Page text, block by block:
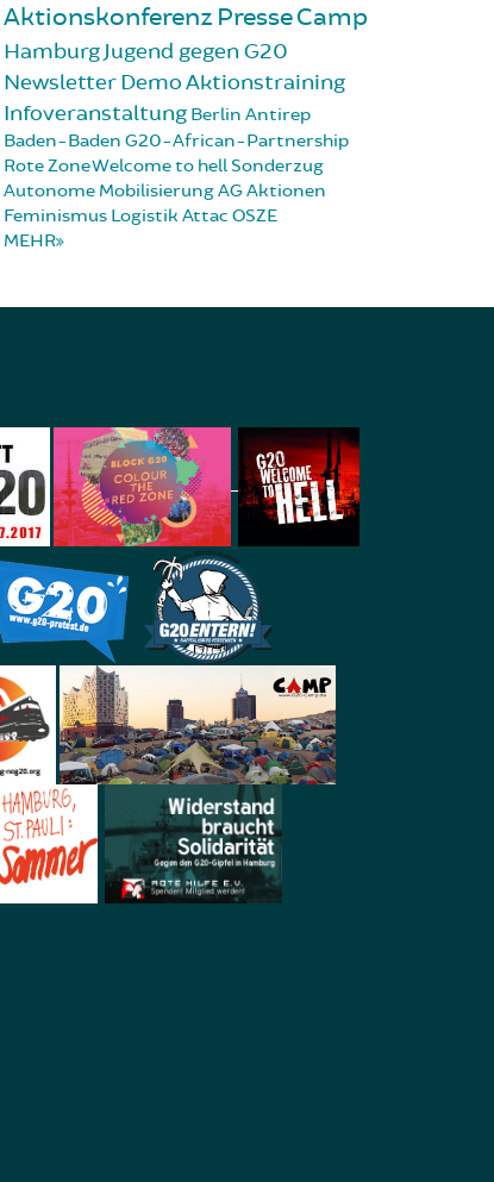
Aktionskonferenz PresseCamp
HamburgJugend gegen G20
NewsletterDemoAktionstraining
Infoveranstaltung Berlin Antirep
Baden-Baden G20-African-Partnership
Rote ZoneWelcome to hellSonderzug
Autonome MobilisierungAG Aktionen
Feminismus Logistik Attac OSZE
MEHR